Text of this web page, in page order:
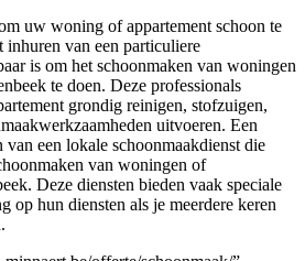
uw woning of appartement schoon te
inhuren van een particuliere
is om het schoonmaken van woningen
te doen. Deze professionals
grondig reinigen, stofzuigen,
uitvoeren. Een
van een lokale schoonmaakdienst die
van woningen of
Deze diensten bieden vaak speciale
op hun diensten als je meerdere keren